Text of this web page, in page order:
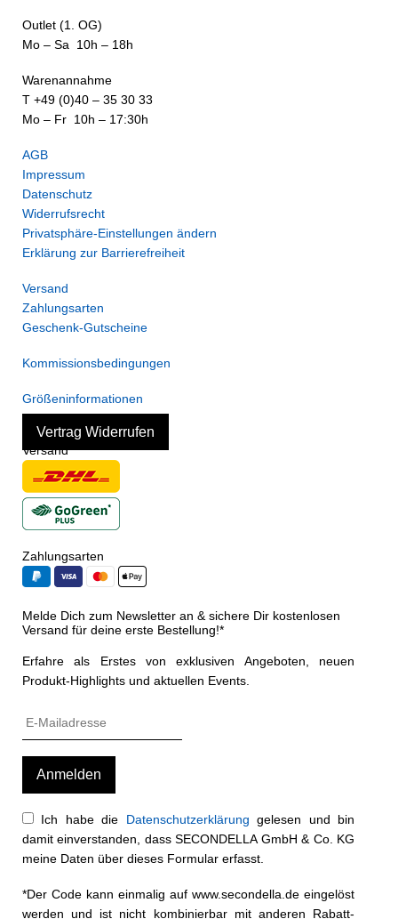
Outlet (1. OG)
Mo – Sa 10h – 18h
Warenannahme
T +49 (0)40 – 35 30 33
Mo – Fr 10h – 17:30h
AGB
Impressum
Datenschutz
Widerrufsrecht
Privatsphäre-Einstellungen ändern
Erklärung zur Barrierefreiheit
Versand
Zahlungsarten
Geschenk-Gutscheine
Kommissionsbedingungen
Größeninformationen
Vertrag Widerrufen
Versand
Zahlungsarten
Melde Dich zum Newsletter an & sichere Dir kostenlosen
Versand für deine erste Bestellung!*
Erfahre als Erstes von exklusiven Angeboten, neuen
Produkt-Highlights und aktuellen Events.
Ich habe die Datenschutzerklärung gelesen und bin
damit einverstanden, dass SECONDELLA GmbH & Co. KG
meine Daten über dieses Formular erfasst.
*Der Code kann einmalig auf www.secondella.de eingelöst
werden und ist nicht kombinierbar mit anderen Rabatt-